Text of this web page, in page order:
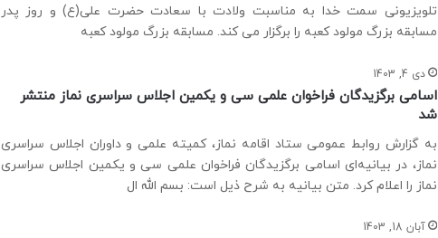
تلویزیونی سمت خدا به مناسبت ولادت با سعادت حضرت علی(ع) و روز پدر
مسابقه بزرگ مولود کعبه را برگزار می کند. مسابقه بزرگ مولود کعبه
دی 4, 1403
اسامی برگزیدگان فراخوان علمی سی و یکمین اجلاس سراسری نماز منتشر
شد
به گزارش روابط عمومی ستاد اقامه نماز، کمیته علمی و داوران اجلاس سراسری
نماز، در بیانیه‌ای اسامی برگزیدگان فراخوان علمی سی و یکمین اجلاس سراسری
نماز را اعلام کرد. متن بیانیه به شرح ذیل است: بسم الله ال
آبان 18, 1403